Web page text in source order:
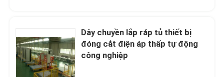
Dây chuyền lắp ráp tủ thiết bị
đóng cắt điện áp thấp tự động
công nghiệp